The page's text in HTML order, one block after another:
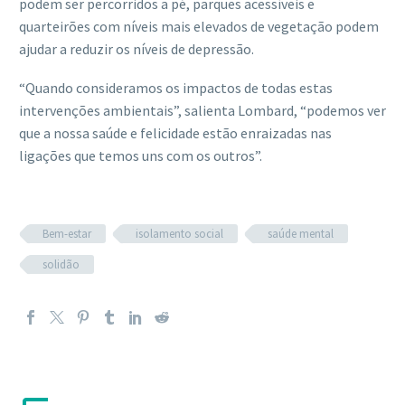
quarteirões com níveis mais elevados de vegetação podem
ajudar a reduzir os níveis de depressão.
“Quando consideramos os impactos de todas estas
intervenções ambientais”, salienta Lombard, “podemos ver
que a nossa saúde e felicidade estão enraizadas nas
ligações que temos uns com os outros”.
Bem-estar isolamento social
saúde mental
solidão